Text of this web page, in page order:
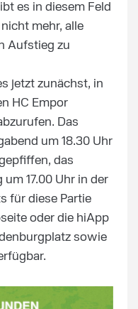
es in diesem Feld
mehr, alle
Aufstieg zu
jetzt zunächst, in
HC Empor
Das
um 18.30 Uhr
das
17.00 Uhr in der
für diese Partie
oder die hiApp
sowie